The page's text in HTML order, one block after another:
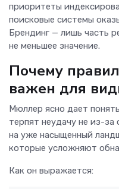
приоритеты
поисковые системы
Брендинг — лишь часть
не меньшее значение.
Почему
важен для
Мюллер ясно дает
терпят неудачу не из-
на уже насыщенный
которые усложняют
Как он выражается: